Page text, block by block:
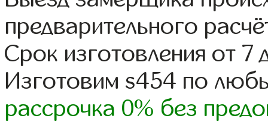
предварительного
Срок изготовления от 7
Изготовим s454 по
рассрочка 0% без